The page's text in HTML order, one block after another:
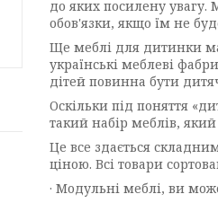
до яких посилену увагу.
обов'язки, якщо їм не
Ще меблі для дитинки
українські меблеві
дітей повинна бути
Оскільки під поняття
такий набір меблів,
Це все здається
ціною. Всі товари
· Модульні меблі, ви